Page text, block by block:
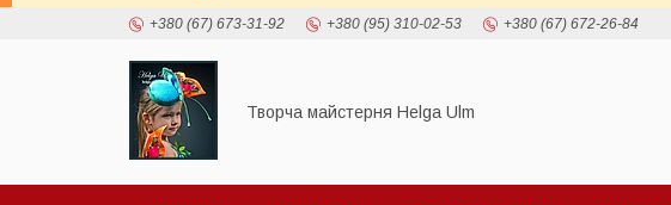
+380 (67) 673-31-92 +380 (95) 310-02-53 +380 (67) 672-26-84
Творча майстерня Helga Ulm